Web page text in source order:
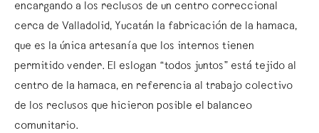
encargando a los reclusos de un centro correccional
cerca de Valladolid, Yucatán la fabricación de la hamaca,
que es la única artesanía que los internos tienen
permitido vender. El eslogan “todos juntos” está tejido al
centro de la hamaca, en referencia al trabajo colectivo
de los reclusos que hicieron posible el balanceo
comunitario.